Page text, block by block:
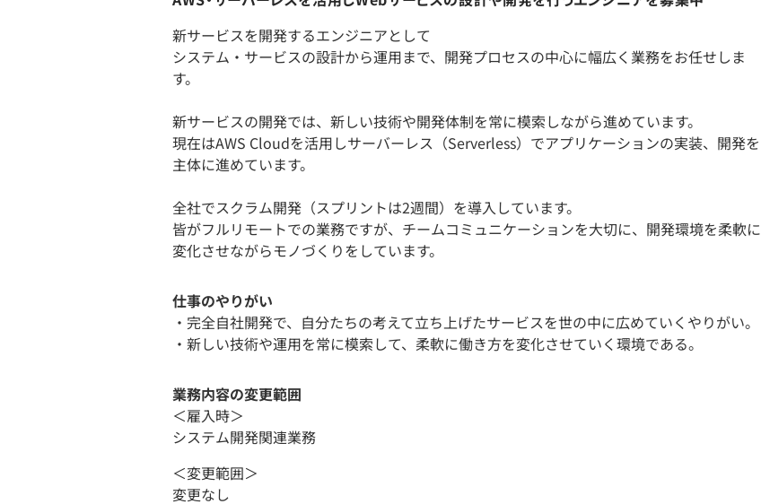
新サービスを開発するエンジニアとして
システム・サービスの設計から運用まで、開発プロセスの中心に幅広く業務をお任せしま
す。
新サービスの開発では、新しい技術や開発体制を常に模索しながら進めています。
現在はAWS Cloudを活用しサーバーレス（Serverless）でアプリケーションの実装、開発を
主体に進めています。
全社でスクラム開発（スプリントは2週間）を導入しています。
皆がフルリモートでの業務ですが、チームコミュニケーションを大切に、開発環境を柔軟に
変化させながらモノづくりをしています。
仕事のやりがい
・完全自社開発で、自分たちの考えて立ち上げたサービスを世の中に広めていくやりがい。
・新しい技術や運用を常に模索して、柔軟に働き方を変化させていく環境である。
業務内容の変更範囲
＜雇入時＞
システム開発関連業務
＜変更範囲＞
変更なし